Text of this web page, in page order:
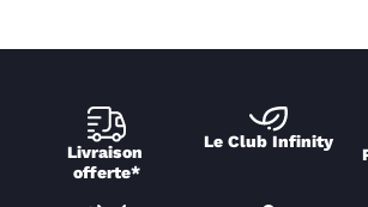
Livraison
offerte*
Le Club Infinity